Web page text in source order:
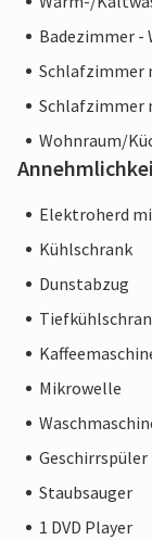
Badezimmer -
Schlafzimmer
Schlafzimmer
Wohnraum/
Elektroherd
Kühlschrank
Dunstabzug
Mikrowelle
Geschirrspüler
Staubsauger
1 DVD Player